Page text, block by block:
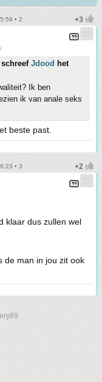
• 2
schreef Jdood het
Ik ben
ik van anale seks
beste past.
• 3
klaar dus zullen wel
de man in jou zit ook